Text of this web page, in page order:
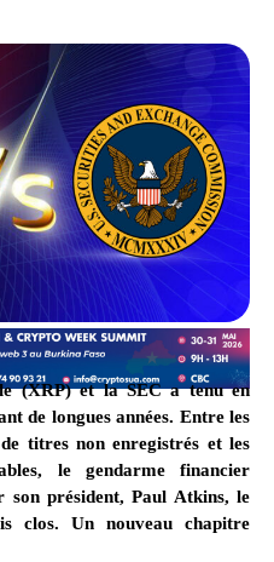
(XRP) et la SEC a tenu en
de longues années. Entre les
titres non enregistrés et les
le gendarme financier
son président, Paul Atkins, le
clos. Un nouveau chapitre